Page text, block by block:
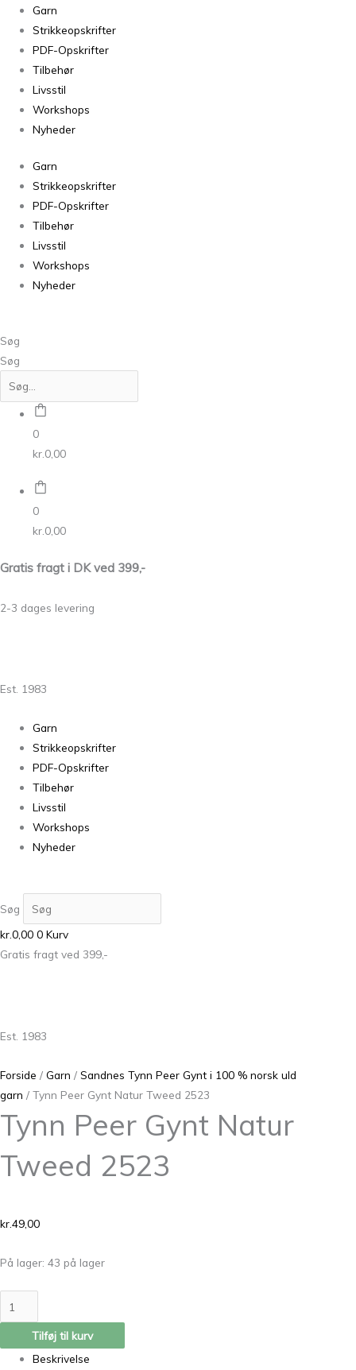
Garn
Strikkeopskrifter
PDF-Opskrifter
Tilbehør
Livsstil
Workshops
Nyheder
Garn
Strikkeopskrifter
PDF-Opskrifter
Tilbehør
Livsstil
Workshops
Nyheder
Søg
Søg
0
kr. 0,00
0
kr. 0,00
Gratis fragt i DK ved 399,-
2-3 dages levering
Est. 1983
Garn
Strikkeopskrifter
PDF-Opskrifter
Tilbehør
Livsstil
Workshops
Nyheder
Søg
kr.0,00 0 Kurv
Gratis fragt ved 399,-
Est. 1983
Forside / Garn / Sandnes Tynn Peer Gynt i 100 % norsk uld
garn / Tynn Peer Gynt Natur Tweed 2523
Tynn Peer Gynt Natur
Tweed 2523
kr.49,00
På lager: 43 på lager
Tynn
Peer
Gynt
Natur
Tweed
2523
antal
Tilføj til kurv
Beskrivelse